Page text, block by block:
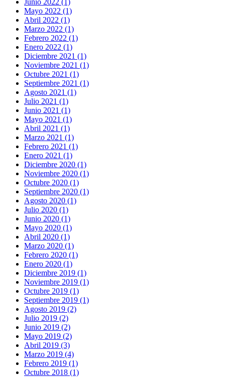
Mayo 2022 (1)
Abril 2022 (1)
Marzo 2022 (1)
Febrero 2022 (1)
Enero 2022 (1)
Diciembre 2021 (1)
Noviembre 2021 (1)
Octubre 2021 (1)
Septiembre 2021 (1)
Agosto 2021 (1)
Julio 2021 (1)
Junio 2021 (1)
Mayo 2021 (1)
Abril 2021 (1)
Marzo 2021 (1)
Febrero 2021 (1)
Enero 2021 (1)
Diciembre 2020 (1)
Noviembre 2020 (1)
Octubre 2020 (1)
Septiembre 2020 (1)
Agosto 2020 (1)
Julio 2020 (1)
Junio 2020 (1)
Mayo 2020 (1)
Abril 2020 (1)
Marzo 2020 (1)
Febrero 2020 (1)
Enero 2020 (1)
Diciembre 2019 (1)
Noviembre 2019 (1)
Octubre 2019 (1)
Septiembre 2019 (1)
Agosto 2019 (2)
Julio 2019 (2)
Junio 2019 (2)
Mayo 2019 (2)
Abril 2019 (3)
Marzo 2019 (4)
Febrero 2019 (1)
Octubre 2018 (1)